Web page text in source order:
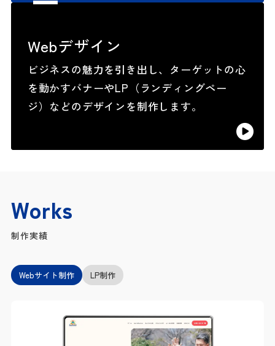
Webデザイン
ビジネスの魅力を引き出し、ターゲットの心
を動かすバナーやLP（ランディングペー
ジ）などのデザインを制作します。
Works
制作実績
Webサイト制作 LP制作